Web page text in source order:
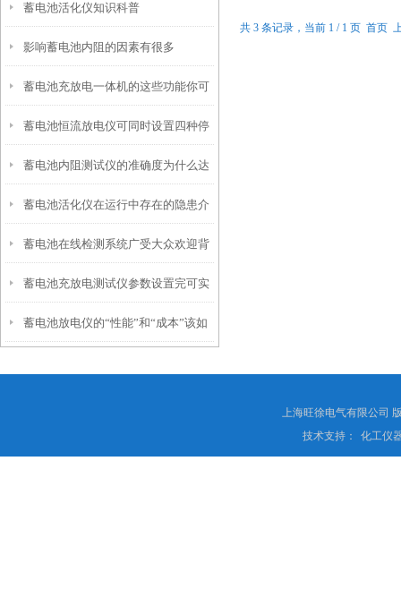
保测试准确可靠
蓄电池活化仪知识科普
影响蓄电池内阻的因素有很多
蓄电池充放电一体机的这些功能你可
以知道
蓄电池恒流放电仪可同时设置四种停
机门限
蓄电池内阻测试仪的准确度为什么达
不到
蓄电池活化仪在运行中存在的隐患介
绍
蓄电池在线检测系统广受大众欢迎背
后的秘密
蓄电池充放电测试仪参数设置完可实
现全自动运行
蓄电池放电仪的“性能”和“成本”该如
共 3 条记录，当前 1 / 1 页 首页
上海旺徐电气有限公司
技术支持：
化工仪